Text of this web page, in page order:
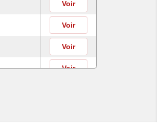
Voir
Voir
Voir
Voir